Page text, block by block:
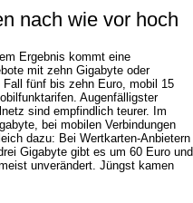
nach wie vor hoch
Ergebnis kommt eine
mit zehn Gigabyte oder
fünf bis zehn Euro, mobil 15
Augenfälligster
sind empfindlich teurer. Im
bei mobilen Verbindungen
dazu: Bei Wertkarten-Anbietern
Gigabyte gibt es um 60 Euro und
unverändert. Jüngst kamen